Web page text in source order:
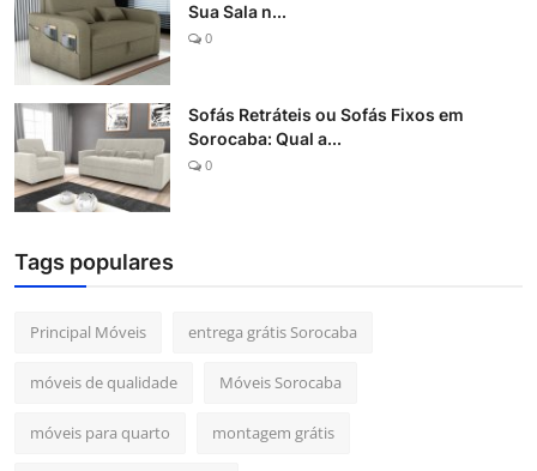
Sua Sala n...
0
Sofás Retráteis ou Sofás Fixos em
Sorocaba: Qual a...
0
Tags populares
Principal Móveis entrega grátis Sorocaba
móveis de qualidade Móveis Sorocaba
móveis para quarto montagem grátis